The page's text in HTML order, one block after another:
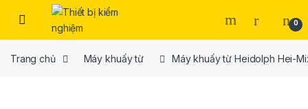
Skip to navigation
Skip to content
0
Trang chủ Máy khuấy từ Máy khuấy từ Heidolph Hei-